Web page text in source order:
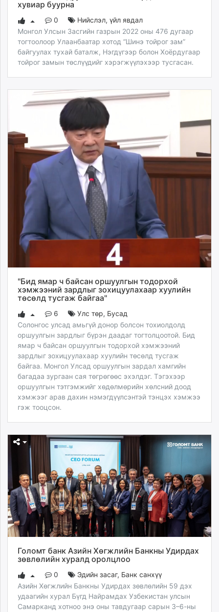
хувиар буурна
0 Нийслэл,үйл явдал
Монгол Улсын Засгийн газрын 2022 оны 476 дугаар
тогтоолоор Улаанбаатар хотод “Шинэ тойрог зам”
байгуулах тухай баталж, Нэгдүгээр болон Хоёрдугаар
тойрог замын төслүүдийг хэрэгжүүлэхээр тусгасан.
"Бид ямар ч байсан оршуулгын тодорхой
хэмжээний зардлыг зохицуулахаар хуулийн
төсөлд тусгаж байгаа"
6 Улс төр, Бусад
Солонгос улсад амьгүй донор болсон тохиолдолд
оршуулгын зардлыг бүрэн даадаг тогтолцоотой. Бид
ямар ч байсан оршуулгын тодорхой хэмжээний
зардлыг зохицуулахаар хуулийн төсөлд тусгаж
байгаа. Монгол Улсад оршуулгын зардал хамгийн
багадаа зургаан сая төгрөгөөс эхэлдэг. Тэгэхээр
оршуулгын тэтгэмжийг хөдөлмөрийн хөлсний доод
хэмжээг арав дахин нэмэгдүүлсэнтэй тэнцэх хэмжээ
гэж тооцсон.
Голомт банк Азийн Хөгжлийн Банкны Удирдах
зөвлөлийн хуралд оролцлоо
0 Эдийн засаг, Банк санхүү
Азийн Хөгжлийн Банкны Удирдах зөвлөлийн 59 дэх
удаагийн хурал Бүгд Найрамдах Узбекистан улсын
Самарканд хотноо энэ оны тавдугаар сарын 3–6-ны